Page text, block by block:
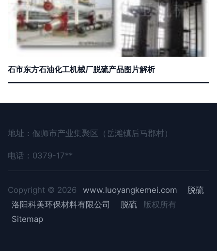
石市东方石油化工机械厂脱硫产品图片解析
地址：偃师市产业集聚区（岳滩镇后马郡村）
电话：0379-17**
Copyright © 2026 www.luoyangkemei.com
脱硫
洛阳科美环保材料有限公司
脱硫
版权所有
Sitemap